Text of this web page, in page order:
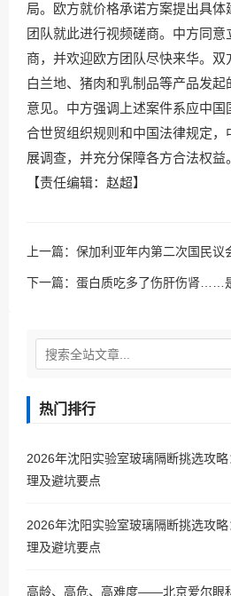
局。欧方就价格承诺方案提出具
团队就此进行视频磋商。中方同
商，并欢迎欧方团队尽快来华。双
白兰地、猪肉和乳制品等产品发起
意见。中方强调上述案件系应中
合世贸组织规则和中国法律规定
展调查，并充分保障各方合法权益。
【责任编辑：赵超】
上一篇： 保加利亚年内第二次国民议
下一篇： 蛋白质吃多了伤肝伤肾……
热门排行
2026年沈阳实验室玻璃隔断挑选攻
理及避坑要点
2026年沈阳实验室玻璃隔断挑选攻
理及避坑要点
高龄、高危、高难度——北京爱尔眼